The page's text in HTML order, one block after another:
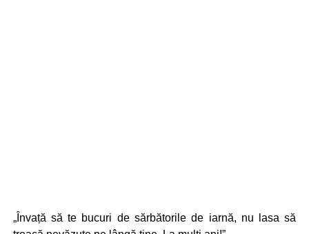
„Învață să te bucuri de sărbătorile de iarnă, nu lasa să